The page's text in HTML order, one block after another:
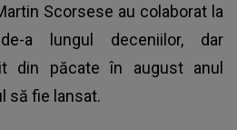
Scorsese au colaborat la
a lungul deceniilor, dar
din păcate în august anul
să fie lansat.